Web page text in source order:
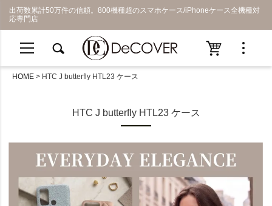
出荷数累計50万件の信頼。800機種超のスマホケース/iPhoneケース全機種対
応専門店
HOME HTC J butterfly HTL23 ケース
HTC J butterfly HTL23 ケース